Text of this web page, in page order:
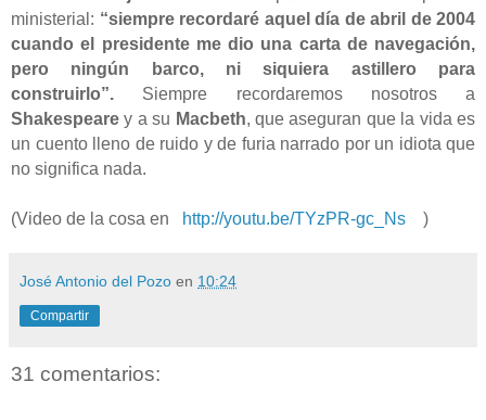
ministerial: “siempre recordaré aquel día de abril de 2004
cuando el presidente me dio una carta de navegación,
pero ningún barco, ni siquiera astillero para
construirlo”. Siempre recordaremos nosotros a
Shakespeare y a su Macbeth, que aseguran que la vida es
un cuento lleno de ruido y de furia narrado por un idiota que
no significa nada.
(Video de la cosa en http://youtu.be/TYzPR-gc_Ns )
José Antonio del Pozo en 10:24
Compartir
31 comentarios: